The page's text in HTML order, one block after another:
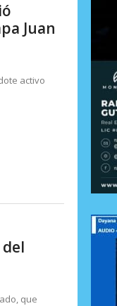
Juan
activo
que